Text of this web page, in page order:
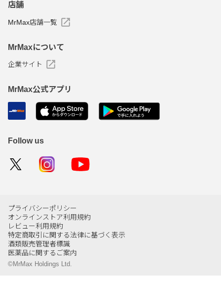
店舗
MrMax店舗一覧
MrMaxについて
企業サイト
MrMax公式アプリ
Follow us
プライバシーポリシー
オンラインストア利用規約
レビュー利用規約
特定商取引に関する法律に基づく表示
酒類販売管理者標識
医薬品に関するご案内
©MrMax Holdings Ltd.